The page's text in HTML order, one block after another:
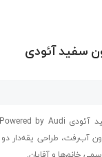
سفید آئودی
آب‌رفت، طراحی یقه‌دار
خانم‌ها و آقایان.